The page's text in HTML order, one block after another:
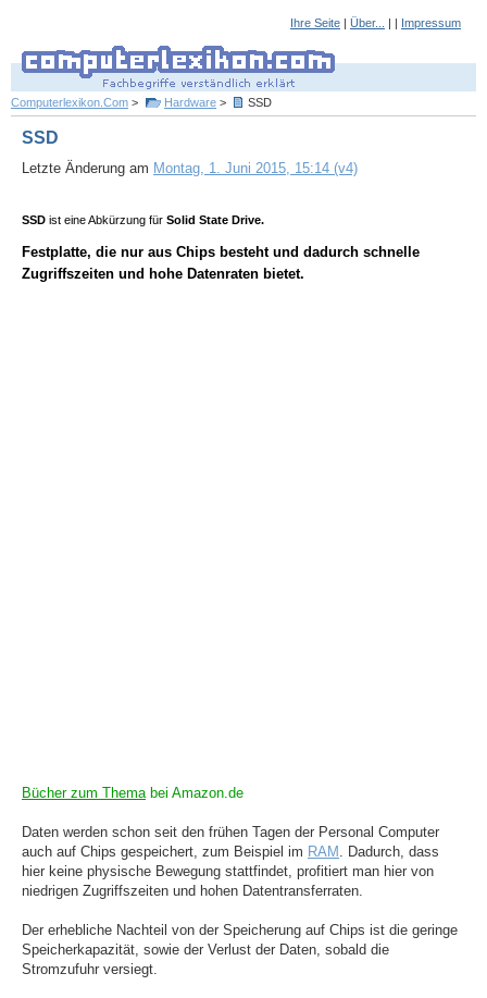
Ihre Seite | Über... | | Impressum
Computerlexikon.Com > Hardware > SSD
SSD
Letzte Änderung am Montag, 1. Juni 2015, 15:14 (v4)
SSD ist eine Abkürzung für Solid State Drive.
Festplatte, die nur aus Chips besteht und dadurch schnelle
Zugriffszeiten und hohe Datenraten bietet.
Bücher zum Themabei Amazon.de
Daten werden schon seit den frühen Tagen der Personal Computer
auch auf Chips gespeichert, zum Beispiel im RAM . Dadurch, dass
hier keine physische Bewegung stattfindet, profitiert man hier von
niedrigen Zugriffszeiten und hohen Datentransferraten.
Der erhebliche Nachteil von der Speicherung auf Chips ist die geringe
Speicherkapazität, sowie der Verlust der Daten, sobald die
Stromzufuhr versiegt.